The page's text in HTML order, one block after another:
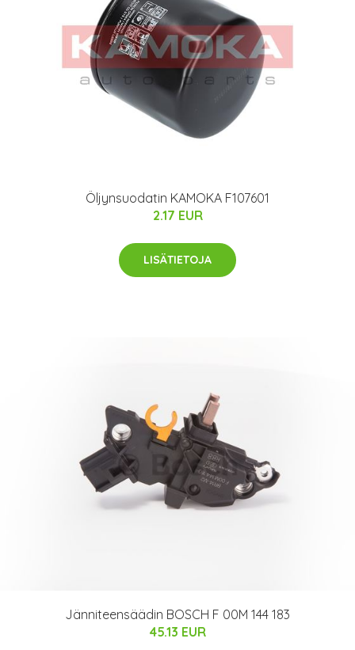
Öljynsuodatin KAMOKA F107601
2.17 EUR
LISÄTIETOJA
Jänniteensäädin BOSCH F 00M 144 183
45.13 EUR